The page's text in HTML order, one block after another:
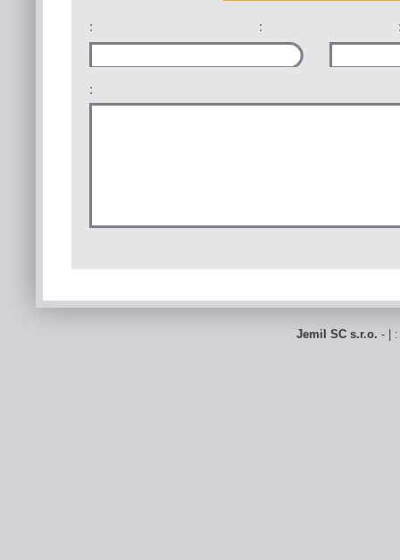
: :
:
Jemil SC s.r.o. - |